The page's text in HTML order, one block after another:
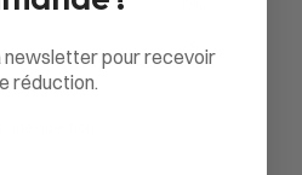
%
newsletter pour recevoir
réduction.